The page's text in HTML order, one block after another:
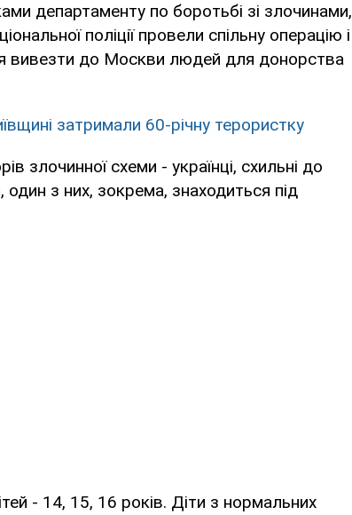
департаменту по боротьбі зі злочинами,
поліції провели спільну операцію і
вивезти до Москви людей для донорства
затримали 60-річну терористку
злочинної схеми - українці, схильні до
з них, зокрема, знаходиться під
- 14, 15, 16 років. Діти з нормальних